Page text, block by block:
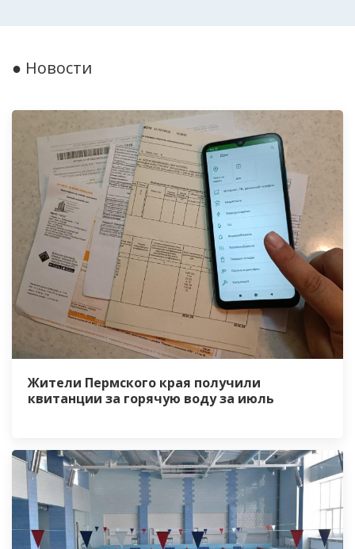
● Новости
Жители Пермского края получили
квитанции за горячую воду за июль